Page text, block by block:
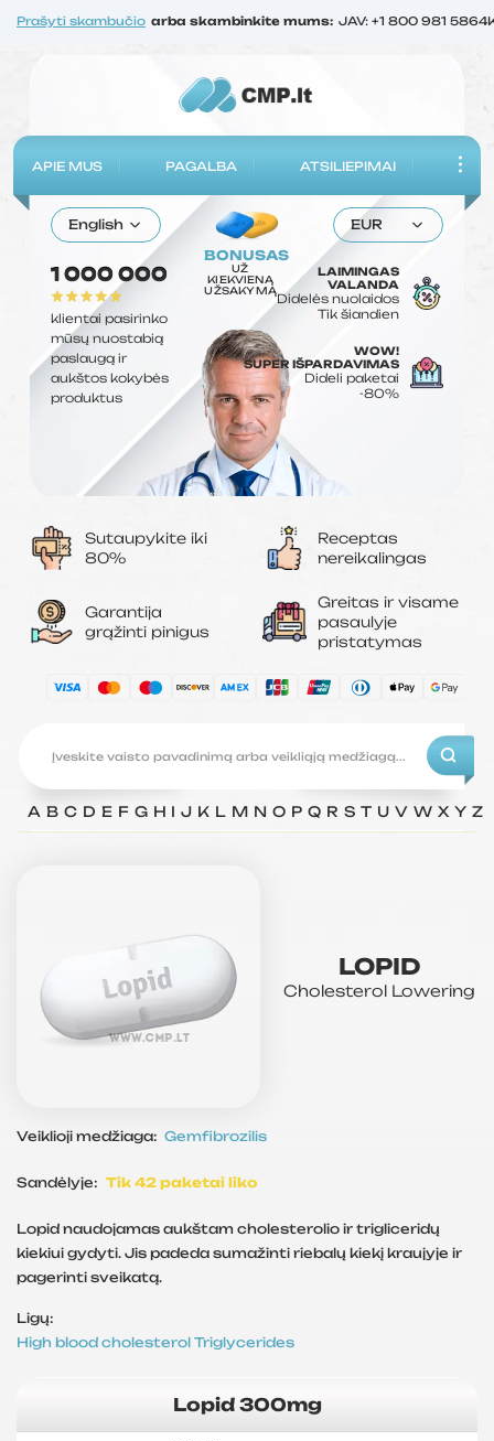
Prašyti skambučio arba skambinkite mums: JAV: +1 800 981 5864
APIE MUS PAGALBA ATSILIEPIMAI
BONUSAS
UŽ
KIEKVIENĄ
UŽSAKYMĄ
English EUR
1 000 000
klientai pasirinko
mūsų nuostabią
paslaugą ir
aukštos kokybės
produktus
LAIMINGAS
VALANDA
Didelės nuolaidos
Tik šiandien
WOW!
SUPER IŠPARDAVIMAS
Dideli paketai
-80%
Sutaupykite iki
80%
Receptas
nereikalingas
Garantija
grąžinti pinigus
Greitas ir visame
pasaulyje
pristatymas
A B C D E F G H I J K L M N O P Q R S T U V W X Y Z
LOPID
Cholesterol Lowering
Veiklioji medžiaga: Gemfibrozilis
Sandėlyje: Tik 42 paketai liko
Lopid naudojamas aukštam cholesterolio ir trigliceridų
kiekiui gydyti. Jis padeda sumažinti riebalų kiekį kraujyje ir
pagerinti sveikatą.
Ligų:
High blood cholesterol Triglycerides
Lopid 300mg